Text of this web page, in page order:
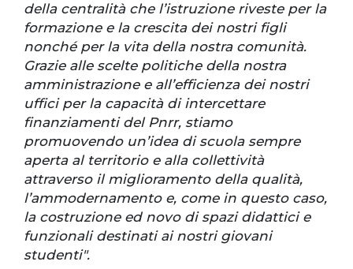
della centralità che l’istruzione riveste per la
formazione e la crescita dei nostri figli
nonché per la vita della nostra comunità.
Grazie alle scelte politiche della nostra
amministrazione e all’efficienza dei nostri
uffici per la capacità di intercettare
finanziamenti del Pnrr, stiamo
promuovendo un’idea di scuola sempre
aperta al territorio e alla collettività
attraverso il miglioramento della qualità,
l’ammodernamento e, come in questo caso,
la costruzione ed novo di spazi didattici e
funzionali destinati ai nostri giovani
studenti".